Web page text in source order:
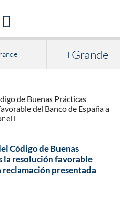
+Grande
de Buenas Prácticas
del Banco de España a
el i
Código de Buenas
la resolución favorable
reclamación presentada